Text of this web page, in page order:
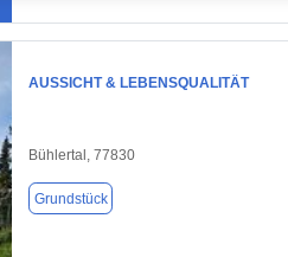
AUSSICHT & LEBENSQUALITÄT
Bühlertal, 77830
Grundstück